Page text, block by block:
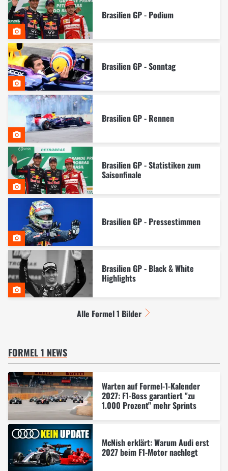
Brasilien GP - Podium
Brasilien GP - Sonntag
Brasilien GP - Rennen
Brasilien GP - Statistiken zum
Saisonfinale
Brasilien GP - Pressestimmen
Brasilien GP - Black & White
Highlights
Alle Formel 1 Bilder
FORMEL 1 NEWS
Warten auf Formel-1-Kalender
2027: F1-Boss garantiert "zu
1.000 Prozent" mehr Sprints
McNish erklärt: Warum Audi erst
2027 beim F1-Motor nachlegt